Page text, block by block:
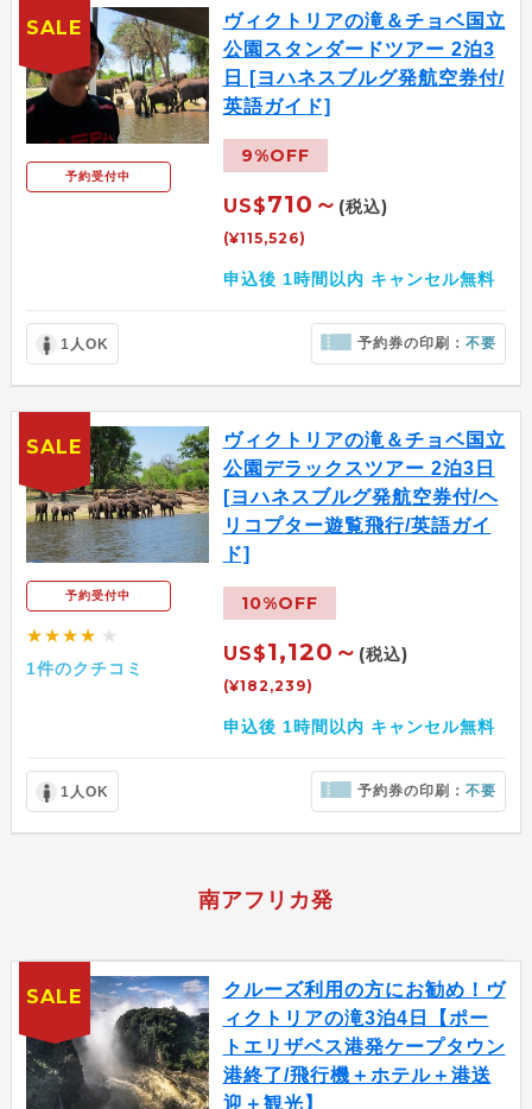
予約受付中
ヴィクトリアの滝＆チョベ国立
公園スタンダードツアー 2泊3
日 [ヨハネスブルグ発航空券付/
英語ガイド]
9%OFF
US$710～ (税込)
(¥115,526)
申込後 1時間以内 キャンセル無料
1人OK 予約券の印刷：不要
SALE
予約受付中
★★★★ ★
1件のクチコミ
ヴィクトリアの滝＆チョベ国立
公園デラックスツアー 2泊3日
[ヨハネスブルグ発航空券付/ヘ
リコプター遊覧飛行/英語ガイ
ド]
10%OFF
US$1,120～ (税込)
(¥182,239)
申込後 1時間以内 キャンセル無料
1人OK 予約券の印刷：不要
SALE
南アフリカ発
クルーズ利用の方にお勧め！ヴ
ィクトリアの滝3泊4日【ポー
トエリザベス港発ケープタウン
港終了/飛行機＋ホテル＋港送
迎＋観光】
SALE